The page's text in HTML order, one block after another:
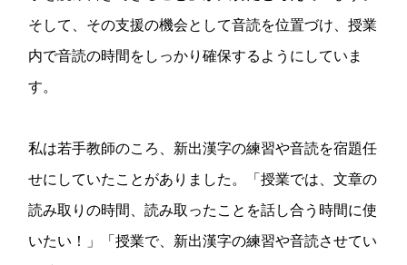
そして、その支援の機会として音読を位置づけ、授業
内で音読の時間をしっかり確保するようにしていま
す。
私は若手教師のころ、新出漢字の練習や音読を宿題任
せにしていたことがありました。「授業では、文章の
読み取りの時間、読み取ったことを話し合う時間に使
いたい！」「授業で、新出漢字の練習や音読させてい